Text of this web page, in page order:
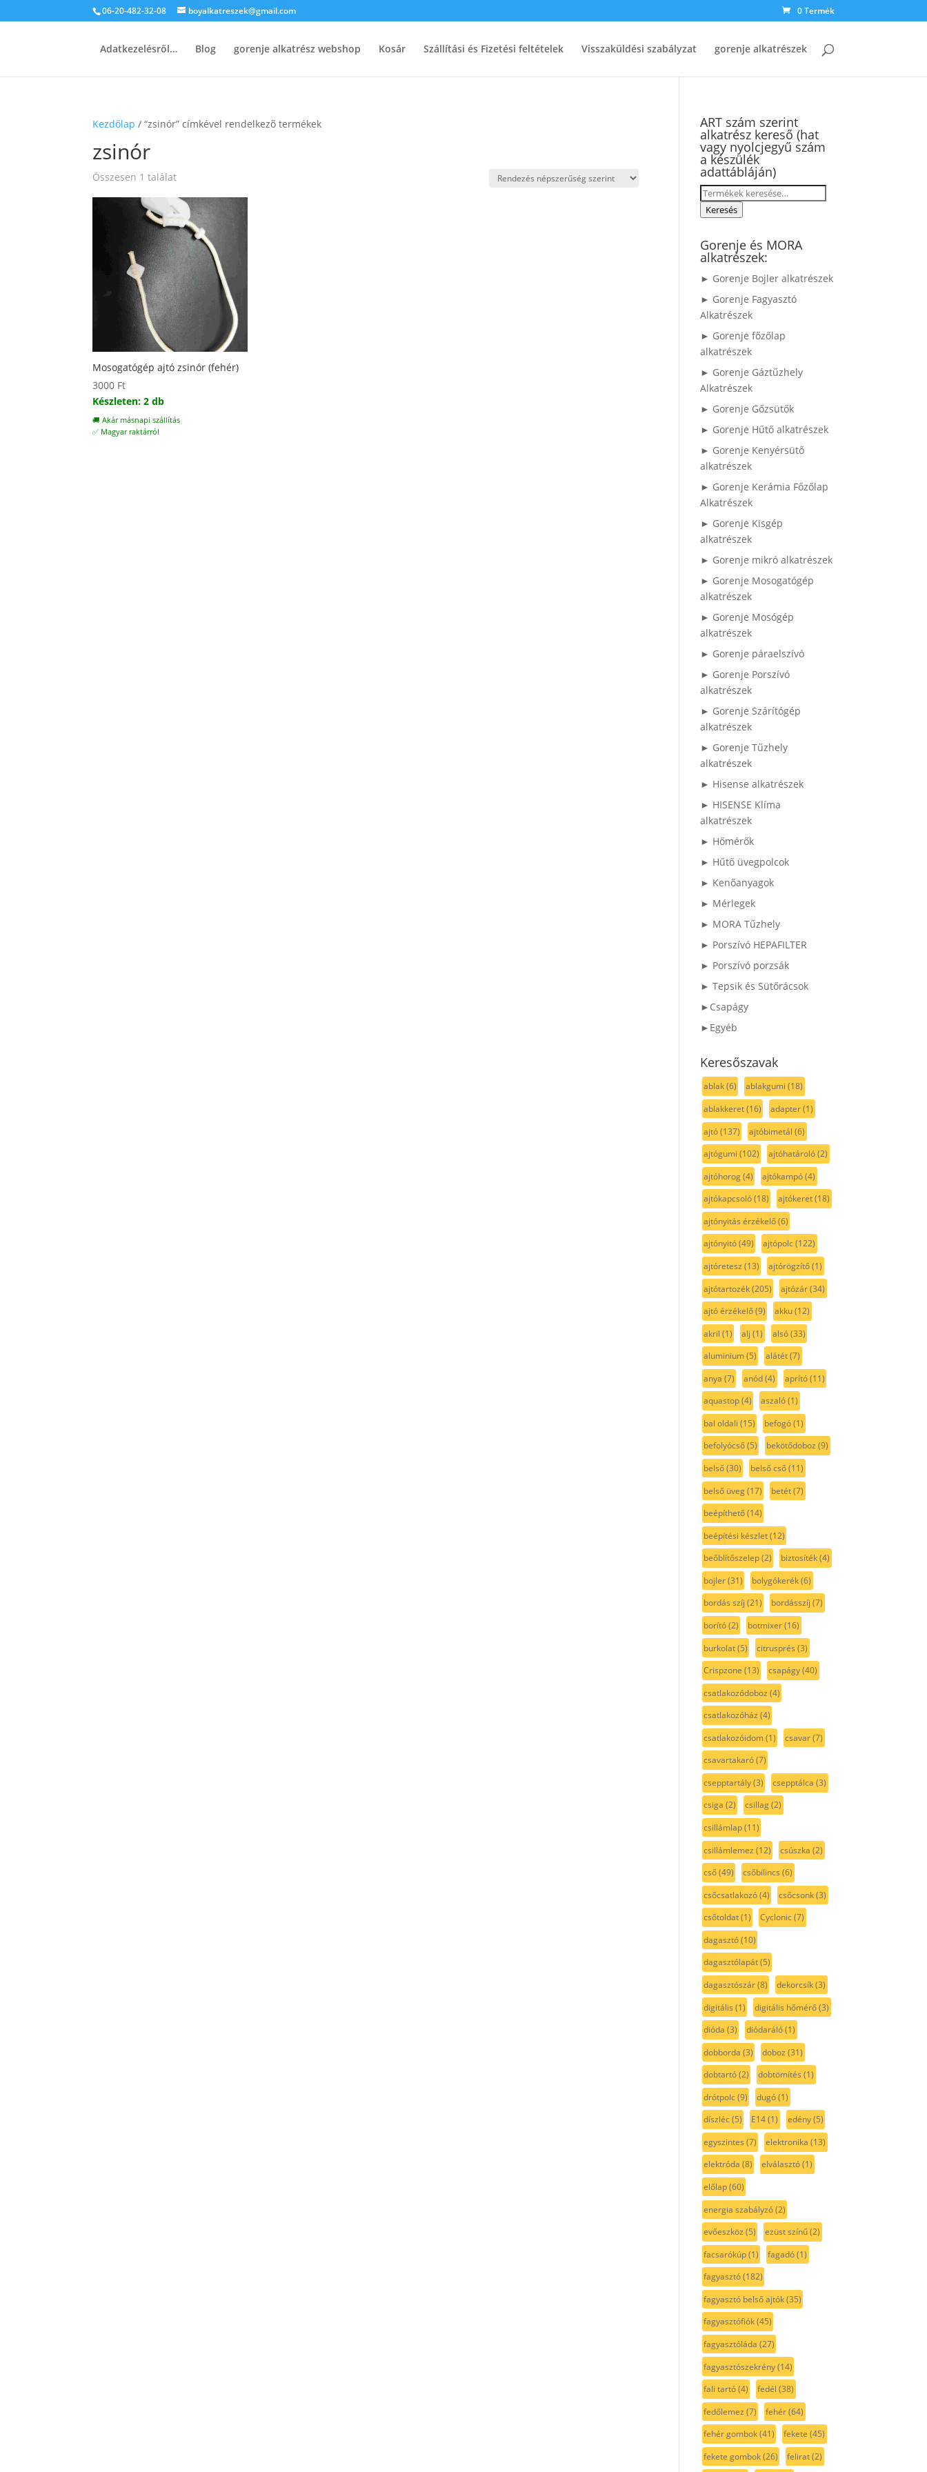
06-20-482-32-08 boyalkatreszek@gmail.com 0 Termék
Adatkezelésről… Blog gorenje alkatrész webshop Kosár Szállítási és Fizetési feltételek Visszaküldési szabályzat gorenje alkatrészek
Kezdőlap / “zsinór” címkével rendelkező termékek
zsinór
Összesen 1 találat
Mosogatógép ajtó zsinór (fehér)
3000 Ft
Készleten: 2 db
🚚 Akár másnapi szállítás
✅ Magyar raktárról
ART szám szerint
alkatrész kereső (hat
vagy nyolcjegyű szám
a készülék
adattábláján)
Keresés
a Keresés
Gorenje és MORA
alkatrészek:
► Gorenje Bojler alkatrészek
► Gorenje Fagyasztó
Alkatrészek
► Gorenje főzőlap
alkatrészek
► Gorenje Gáztűzhely
Alkatrészek
► Gorenje Gőzsütők
► Gorenje Hűtő alkatrészek
► Gorenje Kenyérsütő
alkatrészek
► Gorenje Kerámia Főzőlap
Alkatrészek
► Gorenje Kisgép
alkatrészek
► Gorenje mikró alkatrészek
► Gorenje Mosogatógép
alkatrészek
► Gorenje Mosógép
alkatrészek
► Gorenje páraelszívó
► Gorenje Porszívó
alkatrészek
► Gorenje Szárítógép
alkatrészek
► Gorenje Tűzhely
alkatrészek
► Hisense alkatrészek
► HISENSE Klíma
alkatrészek
► Hőmérők
► Hűtő üvegpolcok
► Kenőanyagok
► Mérlegek
► MORA Tűzhely
► Porszívó HEPAFILTER
► Porszívó porzsák
► Tepsik és Sütőrácsok
►Csapágy
►Egyéb
Keresőszavak
ablak(6) ablakgumi (18)
ablakkeret(16) adapter(1)
ajtó(137) ajtóbimetál (6)
ajtógumi (102) ajtóhatároló(2)
ajtóhorog(4) ajtókampó(4)
ajtókapcsoló(18) ajtókeret(18)
ajtónyitás érzékelő(6)
ajtónyitó(49) ajtópolc(122)
ajtóretesz (13) ajtórögzítő(1)
ajtótartozék(205) ajtózár(34)
ajtó érzékelő(9) akku(12)
akril (1) alj (1) alsó(33)
aluminium(5) alátét(7)
anya (7) anód(4) aprító(11)
aquastop(4) aszaló(1)
bal oldali (15) befogó(1)
befolyócső(5) bekötődoboz (9)
belső(30) belső cső(11)
belső üveg(17) betét(7)
beépíthető(14)
beépítési készlet(12)
beőblítőszelep(2) biztosíték(4)
bojler(31) bolygókerék(6)
bordás szíj (21) bordásszíj (7)
borító(2) botmixer(16)
burkolat(5) citrusprés (3)
Crispzone (13) csapágy(40)
csatlakozódoboz (4)
csatlakozóház (4)
csatlakozóidom(1) csavar(7)
csavartakaró(7)
csepptartály(3) csepptálca (3)
csiga (2) csillag(2)
csillámlap(11)
csillámlemez (12) csúszka (2)
cső(49) csőbilincs (6)
csőcsatlakozó(4) csőcsonk(3)
csőtoldat(1) Cyclonic(7)
dagasztó(10)
dagasztólapát(5)
dagasztószár(8) dekorcsík(3)
digitális (1) digitális hőmérő(3)
dióda (3) diódaráló(1)
dobborda (3) doboz (31)
dobtartó(2) dobtömítés (1)
drótpolc(9) dugó(1)
díszléc(5) E14(1) edény(5)
egyszintes (7) elektronika (13)
elektróda (8) elválasztó(1)
előlap(60)
energia szabályzó(2)
evőeszköz (5) ezüst színű(2)
facsarókúp(1) fagadó(1)
fagyasztó(182)
fagyasztó belső ajtók(35)
fagyasztófiók(45)
fagyasztóláda (27)
fagyasztószekrény(14)
fali tartó(4) fedél (38)
fedőlemez (7) fehér(64)
fehér gombok(41) fekete (45)
fekete gombok(26) felirat(2)